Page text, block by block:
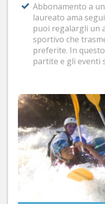
Abbonamento a
laureato ama
puoi regalargli un
sportivo che
preferite. In
partite e gli eventi